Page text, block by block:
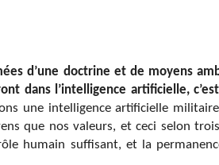
d’une doctrine et de moyens
dans l’intelligence artificielle,
une intelligence artificielle
que nos valeurs, et ceci selon
humain suffisant, et la